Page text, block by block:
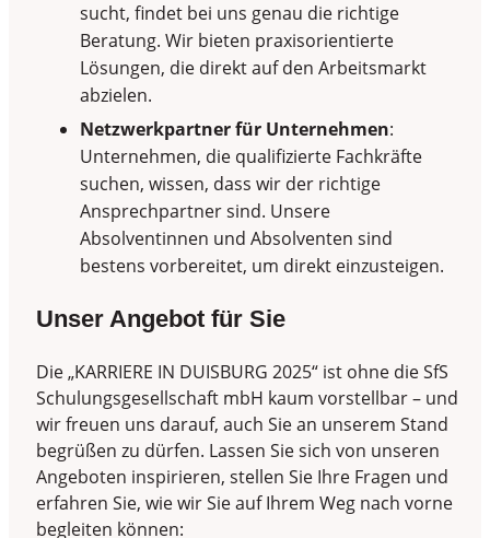
sucht, findet bei uns genau die richtige
Beratung. Wir bieten praxisorientierte
Lösungen, die direkt auf den Arbeitsmarkt
abzielen.
Netzwerkpartner für Unternehmen:
Unternehmen, die qualifizierte Fachkräfte
suchen, wissen, dass wir der richtige
Ansprechpartner sind. Unsere
Absolventinnen und Absolventen sind
bestens vorbereitet, um direkt einzusteigen.
Unser Angebot für Sie
Die „KARRIERE IN DUISBURG 2025“ ist ohne die SfS
Schulungsgesellschaft mbH kaum vorstellbar – und
wir freuen uns darauf, auch Sie an unserem Stand
begrüßen zu dürfen. Lassen Sie sich von unseren
Angeboten inspirieren, stellen Sie Ihre Fragen und
erfahren Sie, wie wir Sie auf Ihrem Weg nach vorne
begleiten können: